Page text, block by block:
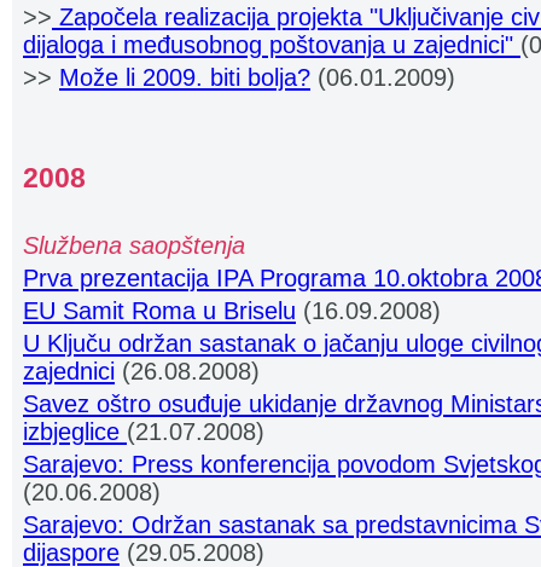
>> Započela realizacija projekta "Uključivanje
dijaloga i međusobnog poštovanja u zajednici"
>> Može li 2009. biti bolja? (06.01.2009)
2008
Službena saopštenja
Prva prezentacija IPA Programa 10.oktobra
EU Samit Roma u Briselu (16.09.2008)
U Ključu održan sastanak o jačanju uloge
zajednici (26.08.2008)
Savez oštro osuđuje ukidanje državnog
izbjeglice (21.07.2008)
Sarajevo: Press konferencija povodom
(20.06.2008)
Sarajevo: Održan sastanak sa predstavnicima
dijaspore (29.05.2008)